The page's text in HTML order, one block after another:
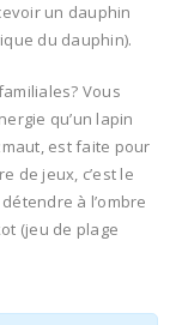
un dauphin
du dauphin).
Vous
qu’un lapin
est faite pour
de jeux, c’est le
à l’ombre
(jeu de plage